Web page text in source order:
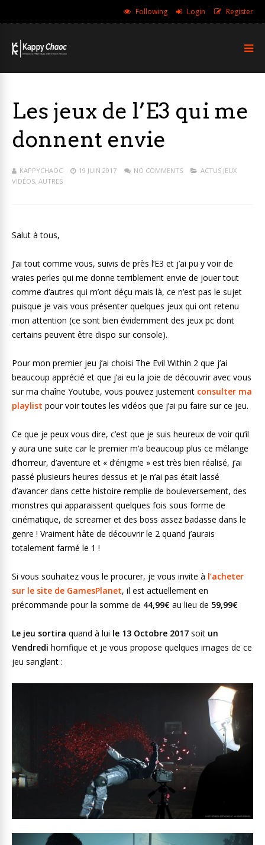
Following Login Register
Les jeux de l’E3 qui me
donnent envie
KAPPYCHAOC 19 JUIN 2017 NO COMMENTS
ACTUS JEUX
VIDÉOS, AUTRES
Salut à tous,
J’ai tout comme vous, suivis de près l’E3 et j’ai pu y voir de
vraies perles qui me donne terriblement envie de jouer tout
comme d’autres qui m’ont déçu mais là, ce n’est pas le sujet
puisque je vais vous présenter quelques jeux qui ont retenu
mon attention (ce sont bien évidemment des jeux pc dont
certains peuvent être dispo sur console).
Pour mon premier jeu j’ai choisi The Evil Within 2 que j’ai
beaucoup apprécié et que j’ai eu la joie de découvrir avec vous
sur ma chaîne Youtube, vous pouvez justement consulter ma
playlist pour voir toutes les vidéos que j’ai pu faire sur ce jeu.
Ce que je peux vous dire, c’est que je suis heureux de voir qu’il
y aura une suite car le premier m’a beaucoup plus ce mélange
d’horreur, d’aventure et « d’énigme » est très bien réalisé, j’ai
passé plusieurs heures dessus et je n’ai pas était lassé
d’avancer dans cette histoire remplie de bouleversement, des
monstres qui apparaissent quelques fois sous forme de
cinématique, de screamer et des boss assez badasse dans le
genre ! Vraiment hâte de découvrir le 2 quand j’aurais
totalement farmé le 1 !
Si vous souhaitez vous le procurer, je vous invite à l’acheter
sur le site de GamesPlanet, il est actuellement en
précommande pour la somme de 44,99€ au lieu de 59,99€
Le jeu sortira quand à lui le 13 Octobre 2017 soit un
Vendredi horrifique et je vous propose quelques images de ce
jeu sanglant :